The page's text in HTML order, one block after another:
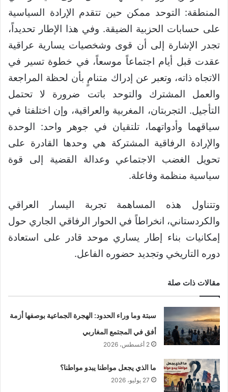
المنطقة: التوحد ممكن حين تتقدم الإرادة السياسية
على حسابات الحزبية الضيقة. وفي هذا الإطار تحديداً،
تجدر الإشارة إلى أن قوى وشخصيات يسارية عراقية
عقدت قبل أيام اجتماعاً موسعاً، في خطوة تسير في
الاتجاه ذاته، وتعبر عن إدراك متنامٍ بأن لحظة المراجعة
والعمل المشترك والتوحد باتت ضرورة لا تحتمل
التأجيل. التجربتان، المغربية والعراقية، وإن اختلفتا في
سياقهما وأدواتهما، تلتقيان في جوهر واحد: الوحدة
والإرادة الرفاقية المشتركة هي وحدها القادرة على
تحويل الغضب الاجتماعي وعدالة القضية إلى قوة
سياسية منظمة وفاعلة.
وتتناول هذه المساهمة تجربة اليسار العراقي
والكردستاني، انخراطاً في الحوار الرفاقي الجاري حول
إمكانيات بناء إطار يساري موحد قادر على استعادة
دوره التاريخي وتجديد حضوره الفاعل.
مقالات ذات صلة
سبتة وما وراء الحدود: الهجرة الجماعية بوصفها أزمة
أفق في المجتمع المغاربي
2 أغسطس، 2026
ما الذي يجعل مواطنا يبدو مواطنا؟
27 يوليو، 2026